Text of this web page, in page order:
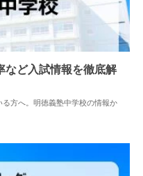
2024.04.02
など入試情報を徹底解
方へ。明徳義塾中学校の情報か